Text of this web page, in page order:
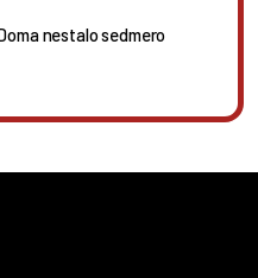
nestalo sedmero